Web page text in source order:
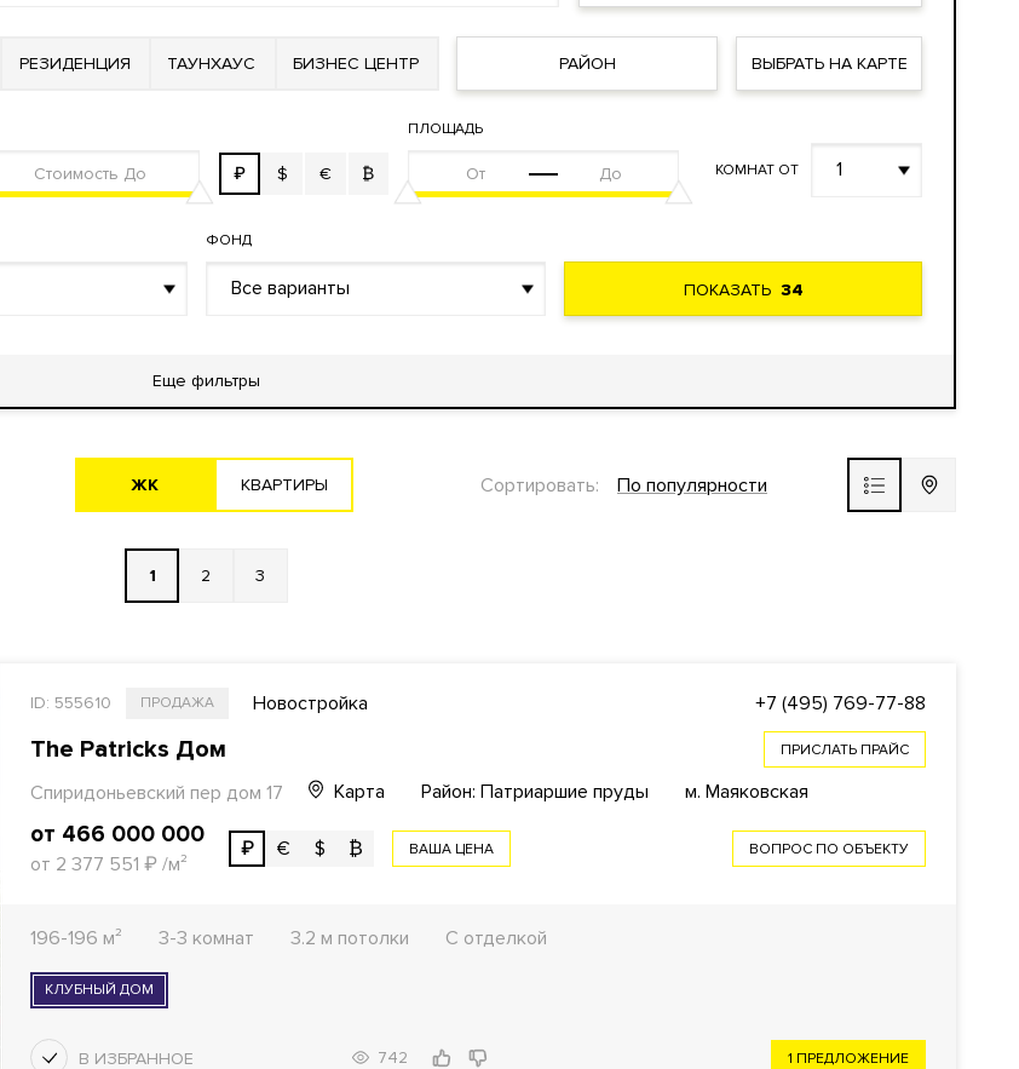
РЕЗИДЕНЦИЯ ТАУНХАУС БИЗНЕС ЦЕНТР РАЙОН ВЫБРАТЬ НА КАРТЕ
₽ $ € ₿
ПЛОЩАДЬ
КОМНАТ ОТ 1
ФОНД
Все варианты ПОКАЗАТЬ34
Еще фильтры
ЖK KВАРТИРЫ Сортировать: По популярности
1 2 3
ID: 555610 ПРОДАЖА Новостройка +7 (495) 769-77-88
ПРИСЛАТЬ ПРАЙС
The Patricks Дом
Спиридоньевский пер дом 17 Карта Район: Патриаршие пруды м. Маяковская
от 466 000 000
от 2 377 551₽ /м²
₽ € $ ₿ ВАША ЦЕНА ВОПРОС ПО ОБЪЕКТУ
196-196 м² 3-3 комнат 3.2 м потолки С отделкой
КЛУБНЫЙ ДОМ
742 1 ПРЕДЛОЖЕНИЕ